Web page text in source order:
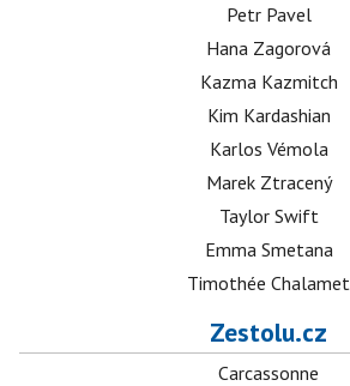
Petr Pavel
Hana Zagorová
Kazma Kazmitch
Kim Kardashian
Karlos Vémola
Marek Ztracený
Taylor Swift
Emma Smetana
Timothée Chalamet
Zestolu.cz
Carcassonne